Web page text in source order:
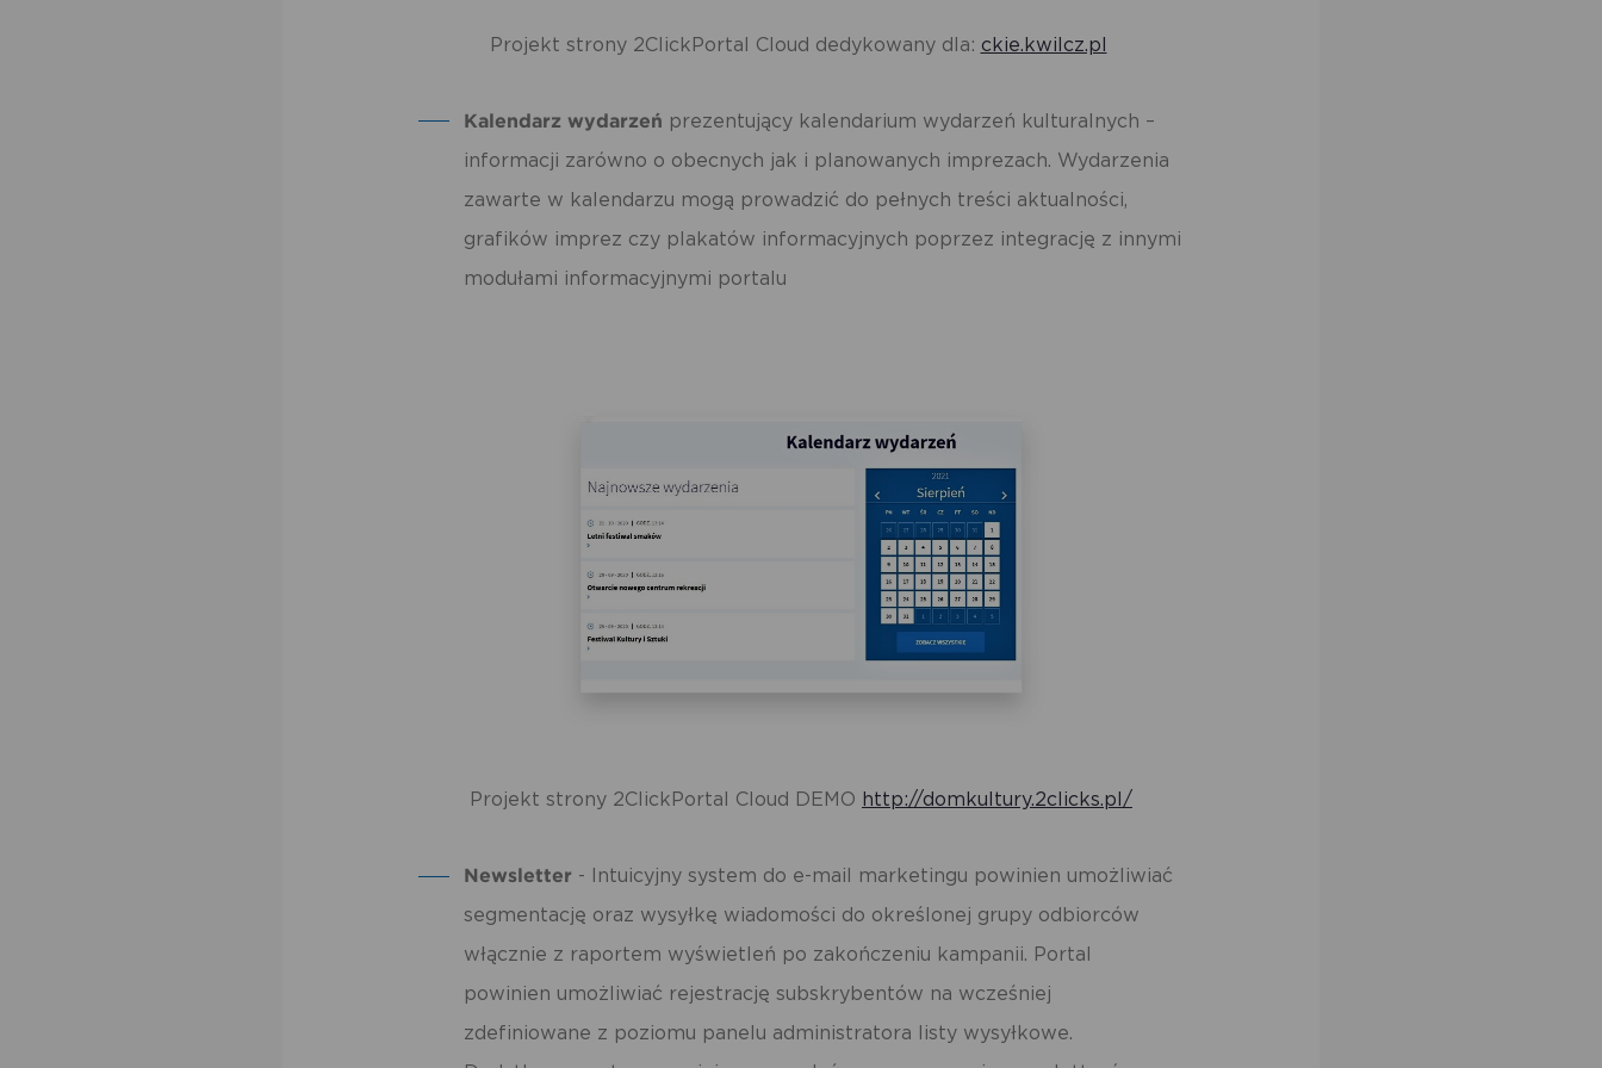
Projekt strony 2ClickPortal Cloud dedykowany dla: ckie.kwilcz.pl
Kalendarz wydarzeń prezentujący kalendarium wydarzeń kulturalnych –
informacji zarówno o obecnych jak i planowanych imprezach. Wydarzenia
zawarte w kalendarzu mogą prowadzić do pełnych treści aktualności,
grafików imprez czy plakatów informacyjnych poprzez integrację z innymi
modułami informacyjnymi portalu
Projekt strony 2ClickPortal Cloud DEMO http://domkultury.2clicks.pl/
Newsletter - Intuicyjny system do e-mail marketingu powinien umożliwiać
segmentację oraz wysyłkę wiadomości do określonej grupy odbiorców
włącznie z raportem wyświetleń po zakończeniu kampanii. Portal
powinien umożliwiać rejestrację subskrybentów na wcześniej
zdefiniowane z poziomu panelu administratora listy wysyłkowe.
postaci wiadomości, ofert, komunikatów mediów społecznościowych.